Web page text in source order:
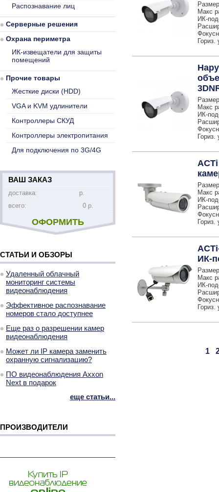
Макс
ИК-
Гориз.
Макс
ИК-
Гориз.
Макс
ИК-
Гориз.
ИК-
Макс
ИК-
Гориз.
1
Распознавание лиц
Серверные решения
Охрана периметра
ИК-извещатели для защиты
помещений
Прочие товары
Жесткие диски (HDD)
VGA и KVM удлинители
Контроллеры СКУД
Контроллеры электропитания
Для подключения по 3G/4G
ВАШ ЗАКАЗ
доставка:
р.
всего:
0 р.
ОФОРМИТЬ
СТАТЬИ И ОБЗОРЫ
Удаленный облачный
мониторинг системы
видеонаблюдения
Эффективное распознавание
номеров стало доступнее
Еще раз о разрешении камер
видеонаблюдения
Может ли IP камера заменить
охранную сигнализацию?
ПО видеонаблюдения Axxon
Next в подарок
еще статьи...
ПРОИЗВОДИТЕЛИ